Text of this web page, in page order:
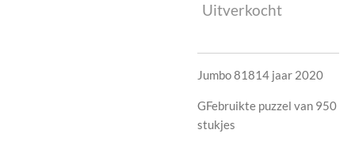
Uitverkocht
Jumbo 81814 jaar 2020
GFebruikte puzzel van 950
stukjes